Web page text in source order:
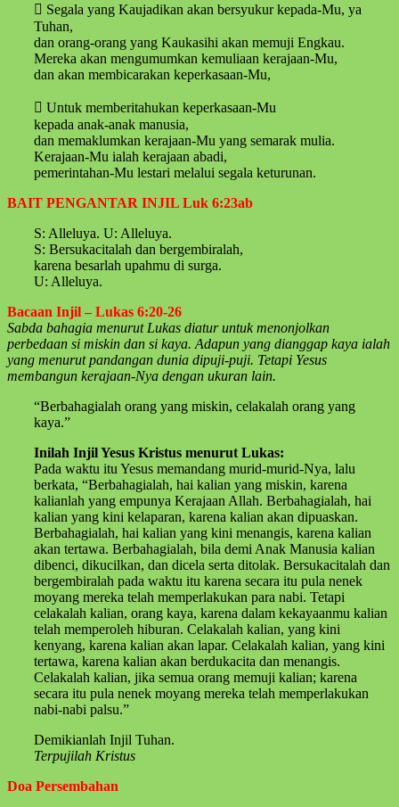
 Segala yang Kaujadikan akan bersyukur kepada-Mu, ya
Tuhan,
dan orang-orang yang Kaukasihi akan memuji Engkau.
Mereka akan mengumumkan kemuliaan kerajaan-Mu,
dan akan membicarakan keperkasaan-Mu,
 Untuk memberitahukan keperkasaan-Mu
kepada anak-anak manusia,
dan memaklumkan kerajaan-Mu yang semarak mulia.
Kerajaan-Mu ialah kerajaan abadi,
pemerintahan-Mu lestari melalui segala keturunan.
BAIT PENGANTAR INJIL Luk 6:23ab
S: Alleluya. U: Alleluya.
S: Bersukacitalah dan bergembiralah,
karena besarlah upahmu di surga.
U: Alleluya.
Bacaan Injil – Lukas 6:20-26
Sabda bahagia menurut Lukas diatur untuk menonjolkan
perbedaan si miskin dan si kaya. Adapun yang dianggap kaya ialah
yang menurut pandangan dunia dipuji-puji. Tetapi Yesus
membangun kerajaan-Nya dengan ukuran lain.
“Berbahagialah orang yang miskin, celakalah orang yang
kaya.”
Inilah Injil Yesus Kristus menurut Lukas:
Pada waktu itu Yesus memandang murid-murid-Nya, lalu
berkata, “Berbahagialah, hai kalian yang miskin, karena
kalianlah yang empunya Kerajaan Allah. Berbahagialah, hai
kalian yang kini kelaparan, karena kalian akan dipuaskan.
Berbahagialah, hai kalian yang kini menangis, karena kalian
akan tertawa. Berbahagialah, bila demi Anak Manusia kalian
dibenci, dikucilkan, dan dicela serta ditolak. Bersukacitalah dan
bergembiralah pada waktu itu karena secara itu pula nenek
moyang mereka telah memperlakukan para nabi. Tetapi
celakalah kalian, orang kaya, karena dalam kekayaanmu kalian
telah memperoleh hiburan. Celakalah kalian, yang kini
kenyang, karena kalian akan lapar. Celakalah kalian, yang kini
tertawa, karena kalian akan berdukacita dan menangis.
Celakalah kalian, jika semua orang memuji kalian; karena
secara itu pula nenek moyang mereka telah memperlakukan
nabi-nabi palsu.”
Demikianlah Injil Tuhan.
Terpujilah Kristus
Doa Persembahan